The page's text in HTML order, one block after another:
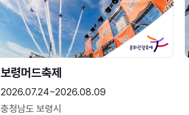
보령머드축제
2026.07.24~2026.08.09
충청남도 보령시